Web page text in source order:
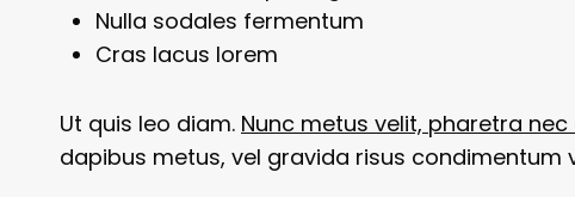
Nulla sodales fermentum
Cras lacus lorem
Ut quis leo diam. Nunc metus velit, pharetra nec
dapibus metus, vel gravida risus condimentum